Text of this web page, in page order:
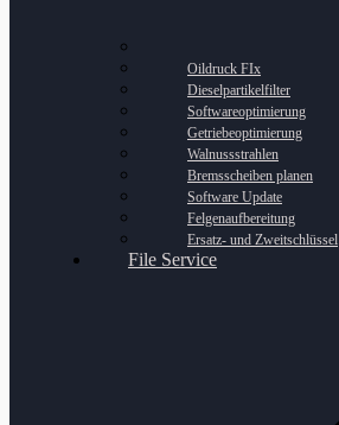
Oildruck FIx
Dieselpartikelfilter
Softwareoptimierung
Getriebeoptimierung
Walnussstrahlen
Bremsscheiben planen
Software Update
Felgenaufbereitung
Ersatz- und Zweitschlüssel
File Service